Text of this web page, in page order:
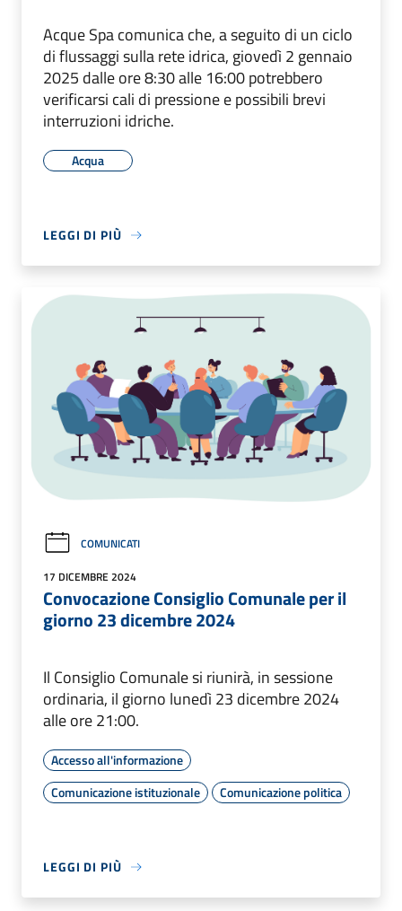
Acque Spa comunica che, a seguito di un ciclo
di flussaggi sulla rete idrica, giovedì 2 gennaio
2025 dalle ore 8:30 alle 16:00 potrebbero
verificarsi cali di pressione e possibili brevi
interruzioni idriche.
Acqua
LEGGI DI PIÙ
COMUNICATI
17 DICEMBRE 2024
Convocazione Consiglio Comunale per il
giorno 23 dicembre 2024
Il Consiglio Comunale si riunirà, in sessione
ordinaria, il giorno lunedì 23 dicembre 2024
alle ore 21:00.
Accesso all'informazione
Comunicazione istituzionale
Comunicazione politica
LEGGI DI PIÙ